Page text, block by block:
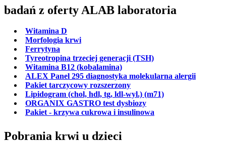
badań z oferty ALAB laboratoria
Witamina D
Morfologia krwi
Ferrytyna
Tyreotropina trzeciej generacji (TSH)
Witamina B12 (kobalamina)
ALEX Panel 295 diagnostyka molekularna alergii
Pakiet tarczycowy rozszerzony
Lipidogram (chol, hdl, tg, ldl-wyl.) (m71)
ORGANIX GASTRO test dysbiozy
Pakiet - krzywa cukrowa i insulinowa
Pobrania krwi u dzieci